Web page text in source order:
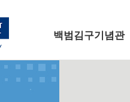
백범김구기념관